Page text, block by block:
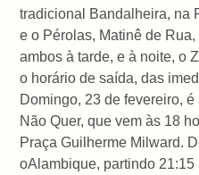
tradicional Bandalheira, na
e o Pérolas, Matinê de
ambos à tarde, e à noite, o
o horário de saída, das
Domingo, 23 de fevereiro,
Não Quer, que vem às 18
Praça Guilherme Milward.
oAlambique, partindo